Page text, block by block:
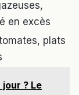
en excès
plats
? Le